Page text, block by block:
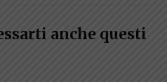
anche questi